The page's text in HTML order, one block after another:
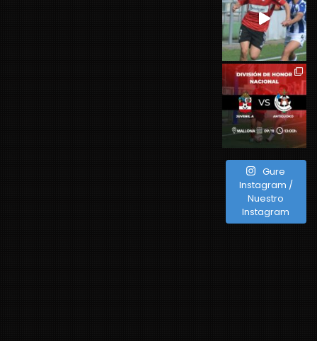
Gure
Instagram /
Nuestro
Instagram